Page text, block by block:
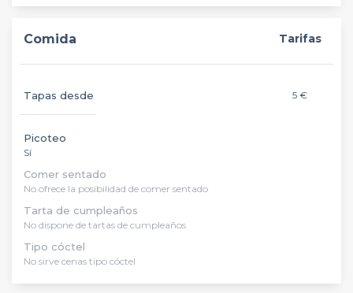
Comida Tarifas
Tapas desde 5 €
Picoteo
Sí
Comer sentado
No ofrece la posibilidad de comer sentado
Tarta de cumpleaños
No dispone de tartas de cumpleaños
Tipo cóctel
No sirve cenas tipo cóctel